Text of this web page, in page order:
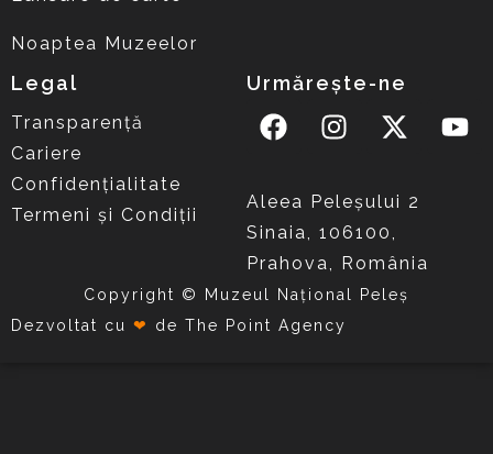
Noaptea Muzeelor
Legal
Transparență
Cariere
Confidențialitate
Termeni și Condiții
Urmărește-ne
Aleea Peleşului 2
Sinaia, 106100,
Prahova, România
Copyright © Muzeul Național Peleș
Dezvoltat cu ❤ de The Point Agency